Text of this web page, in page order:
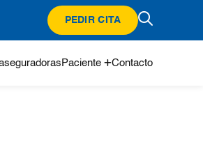
PEDIR CITA
Paciente Contacto